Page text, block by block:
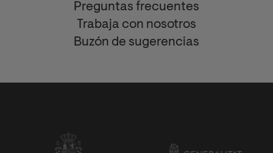
Preguntas frecuentes
Trabaja con nosotros
Buzón de sugerencias